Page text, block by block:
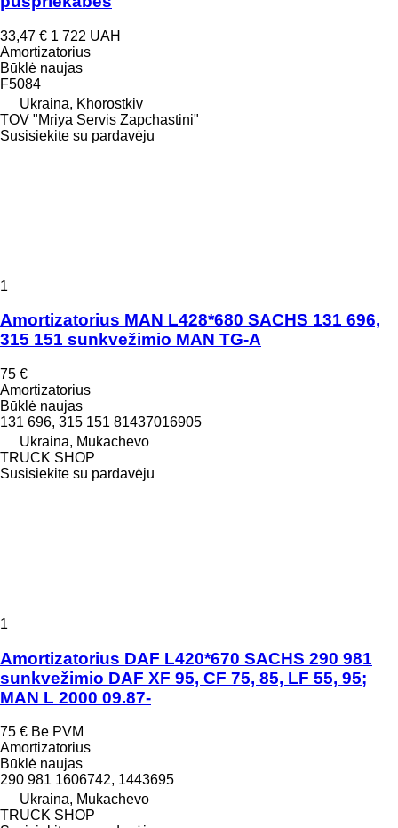
33,47 € 1 722 UAH
Amortizatorius
Būklė naujas
F5084
Ukraina, Khorostkiv
TOV "Mriya Servis Zapchastini"
Susisiekite su pardavėju
1
Amortizatorius MAN L428*680 SACHS 131 696,
315 151 sunkvežimio MAN TG-A
75 €
Amortizatorius
Būklė naujas
131 696, 315 151 81437016905
Ukraina, Mukachevo
TRUCK SHOP
Susisiekite su pardavėju
1
Amortizatorius DAF L420*670 SACHS 290 981
sunkvežimio DAF XF 95, CF 75, 85, LF 55, 95;
MAN L 2000 09.87-
75 € Be PVM
Amortizatorius
Būklė naujas
290 981 1606742, 1443695
Ukraina, Mukachevo
TRUCK SHOP